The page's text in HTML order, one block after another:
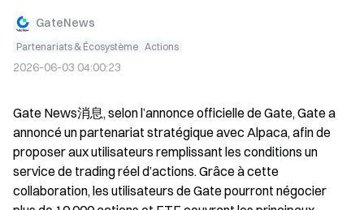
GateNews
Partenariats & Écosystème Actions
2026-06-03 04:00:23
Gate News消息, selon l’annonce officielle de Gate, Gate a
annoncé un partenariat stratégique avec Alpaca, afin de
proposer aux utilisateurs remplissant les conditions un
service de trading réel d’actions. Grâce à cette
collaboration, les utilisateurs de Gate pourront négocier